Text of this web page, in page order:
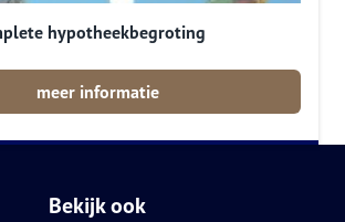
hypotheekbegroting
meer informatie
Bekijk ook